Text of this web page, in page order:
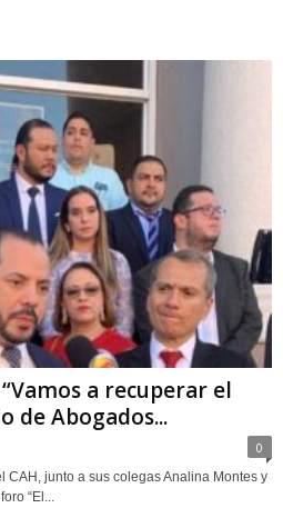
a recuperar el
de Abogados...
0
CAH, junto a sus colegas Analina Montes y
“El...